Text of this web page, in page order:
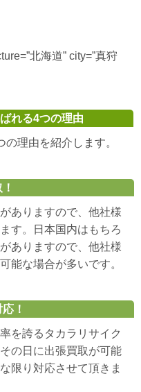
北海道” city=”真狩
れる4つの理由
理由を紹介します。
ありますので、他社様
す。日本国内はもちろ
ありますので、他社様
能な場合が多いです。
！
を誇るタカラリサイク
の日に出張買取が可能
限り対応させて頂きま